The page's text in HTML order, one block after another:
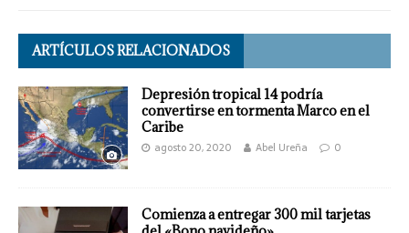
ARTÍCULOS RELACIONADOS
Depresión tropical 14 podría
convertirse en tormenta Marco en el
Caribe
agosto 20, 2020 Abel Ureña 0
Comienza a entregar 300 mil tarjetas